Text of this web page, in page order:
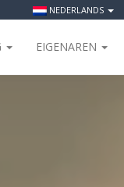
NEDERLANDS
EIGENAREN